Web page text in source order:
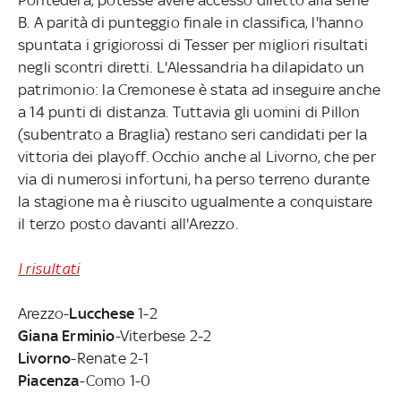
B. A parità di punteggio finale in classifica, l'hanno
spuntata i grigiorossi di Tesser per migliori risultati
negli scontri diretti. L'Alessandria ha dilapidato un
patrimonio: la Cremonese è stata ad inseguire anche
a 14 punti di distanza. Tuttavia gli uomini di Pillon
(subentrato a Braglia) restano seri candidati per la
vittoria dei playoff. Occhio anche al Livorno, che per
via di numerosi infortuni, ha perso terreno durante
la stagione ma è riuscito ugualmente a conquistare
il terzo posto davanti all'Arezzo.
I risultati
Arezzo-Lucchese1-2
Giana Erminio-Viterbese 2-2
Livorno-Renate 2-1
Piacenza-Como 1-0